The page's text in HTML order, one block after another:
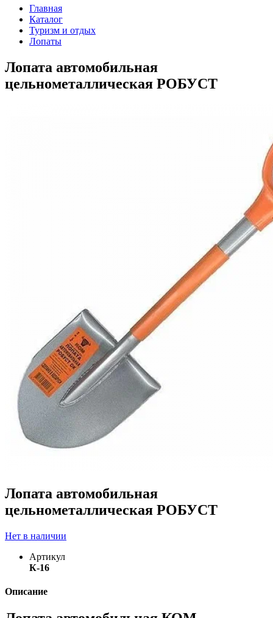
Главная
Каталог
Туризм и отдых
Лопаты
Лопата автомобильная
цельнометаллическая РОБУСТ
Лопата автомобильная
цельнометаллическая РОБУСТ
Нет в наличии
Артикул
К-16
Описание